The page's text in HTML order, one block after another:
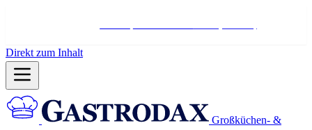
Direkt zum Inhalt
Großküchen- &